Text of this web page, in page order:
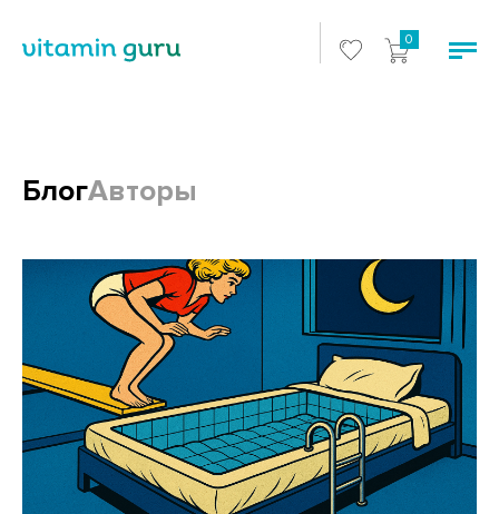
0
БлогАвторы
Блоги и статьи